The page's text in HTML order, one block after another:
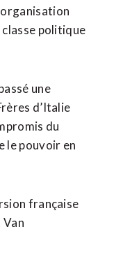
classe politique
une
d’Italie
du
le pouvoir en
française